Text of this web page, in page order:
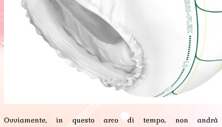
Ovviamente, in questo arco di tempo, non andrà